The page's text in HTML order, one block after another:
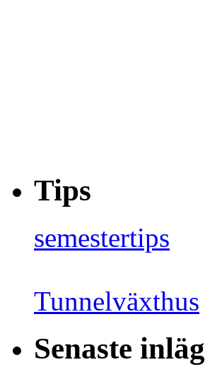
Tips
semestertips
Tunnelväxthus
Senaste